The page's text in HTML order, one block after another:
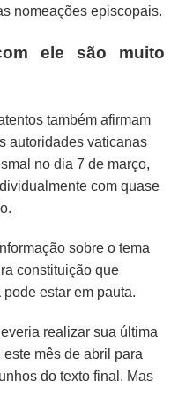
nomeações episcopais.
ele são muito
também afirmam
autoridades vaticanas
no dia 7 de março,
com quase
sobre o tema
constituição que
pode estar em pauta.
realizar sua última
mês de abril para
do texto final. Mas